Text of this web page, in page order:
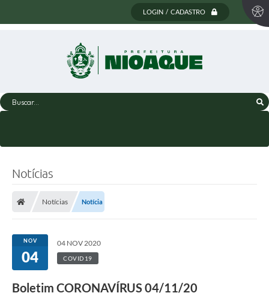
LOGIN / CADASTRO
Buscar...
Notícias
Notícias Notícia
NOV
04
04 NOV 2020
COVID19
Boletim CORONAVÍRUS 04/11/20